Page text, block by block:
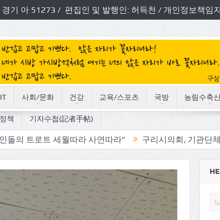
기 아 51273 / 편집인 및 발행인: 허득천 / 개인정보책임
사회/문화 건강 교육/스포츠 국방 농림수축
책 기자수첩(記者手帖)
월따라 사연따라” 구리시의회, 기관단체 방문으로 소